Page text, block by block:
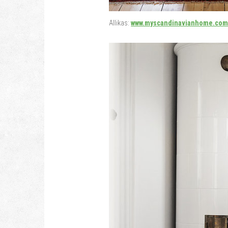
Allikas:www.myscandinavianhome.com